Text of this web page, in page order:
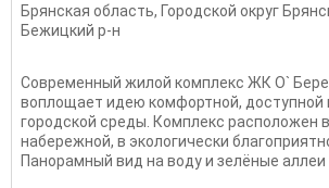
Брянская область, Городской округ
Бежицкий р-н
Современный жилой комплекс ЖК О`
воплощает идею комфортной, доступной
городской среды. Комплекс расположен
набережной, в экологически
Панорамный вид на воду и зелёные аллеи